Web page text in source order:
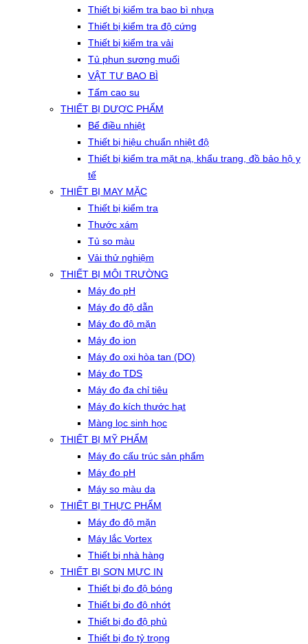
Thiết bị kiểm tra bao bì nhựa
Thiết bị kiểm tra độ cứng
Thiết bị kiểm tra vải
Tủ phun sương muối
VẬT TƯ BAO BÌ
Tấm cao su
THIẾT BỊ DƯỢC PHẨM
Bể điều nhiệt
Thiết bị hiệu chuẩn nhiệt độ
Thiết bị kiểm tra mặt nạ, khẩu trang, đồ bảo hộ y
tế
THIẾT BỊ MAY MẶC
Thiết bị kiểm tra
Thước xám
Tủ so màu
Vải thử nghiệm
THIẾT BỊ MÔI TRƯỜNG
Máy đo pH
Máy đo độ dẫn
Máy đo độ mặn
Máy đo ion
Máy đo oxi hòa tan (DO)
Máy đo TDS
Máy đo đa chỉ tiêu
Máy đo kích thước hạt
Màng lọc sinh học
THIẾT BỊ MỸ PHẨM
Máy đo cấu trúc sản phẩm
Máy đo pH
Máy so màu da
THIẾT BỊ THỰC PHẨM
Máy đo độ mặn
Máy lắc Vortex
Thiết bị nhà hàng
THIẾT BỊ SƠN MỰC IN
Thiết bị đo độ bóng
Thiết bị đo độ nhớt
Thiết bị đo độ phủ
Thiết bị đo tỷ trọng